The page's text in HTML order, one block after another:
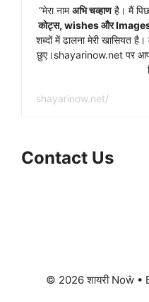
“मेरा नामअभि चव्हाणहै। मैं
कोट्स, wishes और
शब्दों में ढालना मेरी खासियत
छुए।shayarinow.net पर
shayarinow.net/
Contact Us
© 2026 शायरी Noŵ •